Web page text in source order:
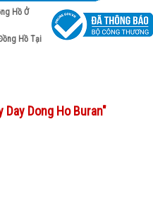
Hồ Ở
Hồ Tại
Day Dong Ho Buran"